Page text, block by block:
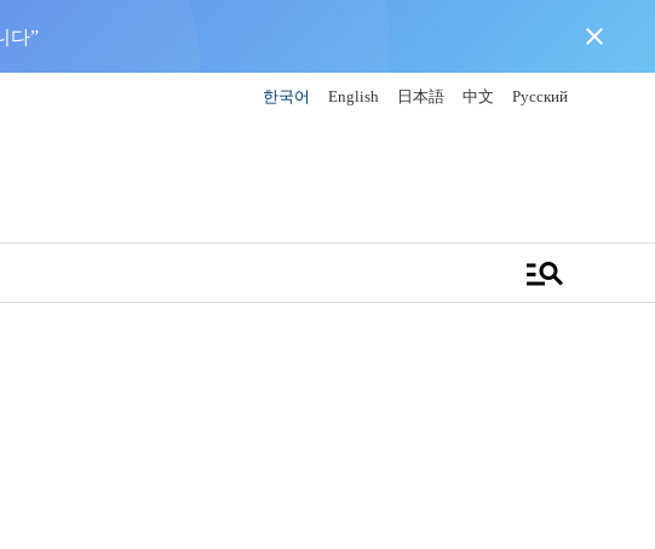
close
한국어 English 日本語 中文 Русский
manage_search